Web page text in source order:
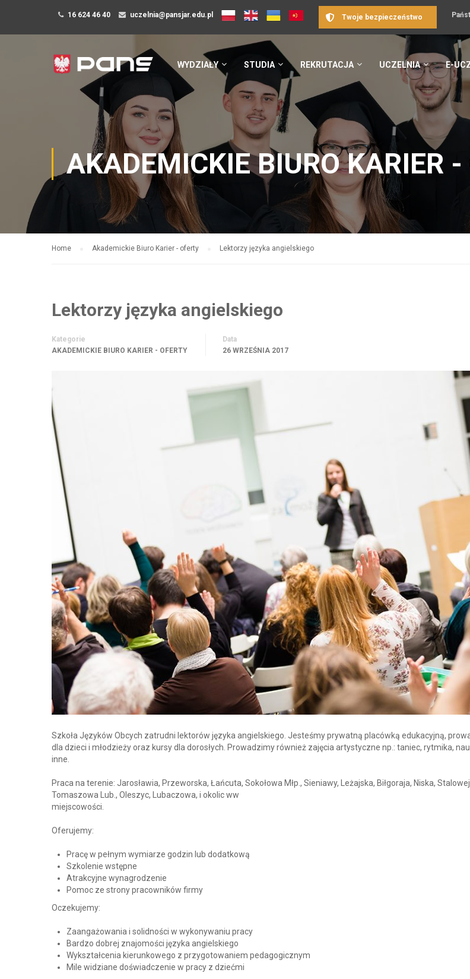
16 624 46 40 uczelnia@pansjar.edu.pl Twoje bezpieczeństwo
WYDZIAŁY STUDIA REKRUTACJA UCZELNIA E-
AKADEMICKIE BIURO KARIER -
Home Akademickie Biuro Karier - oferty Lektorzy języka angielskiego
Lektorzy języka angielskiego
Kategorie
AKADEMICKIE BIURO KARIER - OFERTY
Data
26 WRZEŚNIA 2017
Szkoła Języków Obcych zatrudni lektorów języka angielskiego. Jesteśmy prywatną placówką edukacyjną,
dla dzieci i młodzieży oraz kursy dla dorosłych. Prowadzimy również zajęcia artystyczne np.: taniec, rytmika,
inne.
Praca na terenie: Jarosławia, Przeworska, Łańcuta, Sokołowa Młp., Sieniawy, Leżajska, Biłgoraja, Niska,
Tomaszowa Lub., Oleszyc, Lubaczowa, i okolic ww
miejscowości.
Oferujemy:
Pracę w pełnym wymiarze godzin lub dodatkową
Szkolenie wstępne
Atrakcyjne wynagrodzenie
Pomoc ze strony pracowników firmy
Oczekujemy:
Zaangażowania i solidności w wykonywaniu pracy
Bardzo dobrej znajomości języka angielskiego
Wykształcenia kierunkowego z przygotowaniem pedagogicznym
Mile widziane doświadczenie w pracy z dziećmi